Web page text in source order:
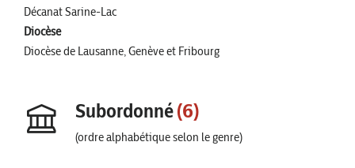
Décanat Sarine-Lac
Diocèse
Diocèse de Lausanne, Genève et Fribourg
Subordonné(6)
(ordre alphabétique selon le genre)